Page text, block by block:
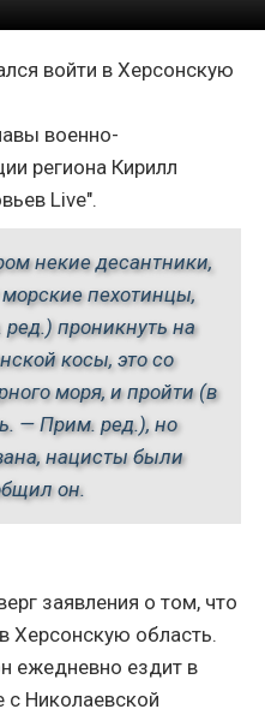
войти в Херсонскую
военно-
региона Кирилл
Live".
некие десантники,
пехотинцы,
проникнуть на
косы, это со
моря, и пройти (в
— Прим. ред.), но
нацисты были
он.
заявления о том, что
Херсонскую область.
ежедневно ездит в
с Николаевской